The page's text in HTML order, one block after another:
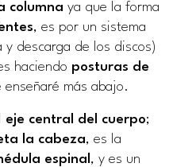
columna ya que la forma
, es por un sistema
y descarga de los discos)
haciendo posturas de
más abajo.
eje central del cuerpo;
la cabeza, es la
espinal , y es un